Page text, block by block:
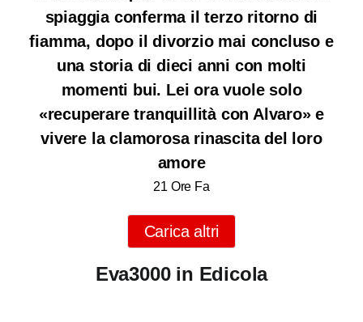
spiaggia conferma il terzo ritorno di
fiamma, dopo il divorzio mai concluso e
una storia di dieci anni con molti
momenti bui. Lei ora vuole solo
«recuperare tranquillità con Alvaro» e
vivere la clamorosa rinascita del loro
amore
21 Ore Fa
Carica altri
Eva3000 in Edicola